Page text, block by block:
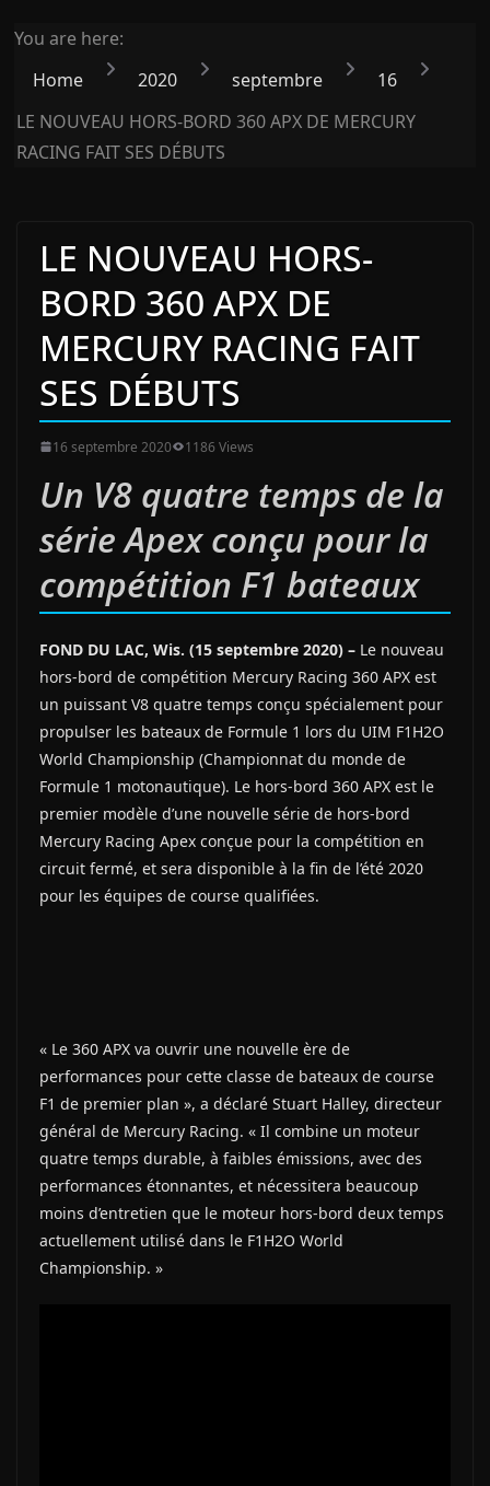
You are here:
Home
2020 septembre
16
LE NOUVEAU HORS-BORD 360 APX DE MERCURY
RACING FAIT SES DÉBUTS
LE NOUVEAU HORS-
BORD 360 APX DE
MERCURY RACING FAIT
SES DÉBUTS
16 septembre 2020 1186 Views
Un V8 quatre temps de la
série Apex conçu pour la
compétition F1 bateaux
FOND DU LAC, Wis. (15 septembre 2020) – Le nouveau
hors-bord de compétition Mercury Racing 360 APX est
un puissant V8 quatre temps conçu spécialement pour
propulser les bateaux de Formule 1 lors du UIM F1H2O
World Championship (Championnat du monde de
Formule 1 motonautique). Le hors-bord 360 APX est le
premier modèle d’une nouvelle série de hors-bord
Mercury Racing Apex conçue pour la compétition en
circuit fermé, et sera disponible à la fin de l’été 2020
pour les équipes de course qualifiées.
« Le 360 APX va ouvrir une nouvelle ère de
performances pour cette classe de bateaux de course
F1 de premier plan », a déclaré Stuart Halley, directeur
général de Mercury Racing. « Il combine un moteur
quatre temps durable, à faibles émissions, avec des
performances étonnantes, et nécessitera beaucoup
moins d’entretien que le moteur hors-bord deux temps
actuellement utilisé dans le F1H2O World
Championship. »